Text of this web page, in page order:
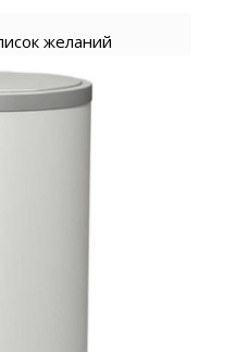
желаний